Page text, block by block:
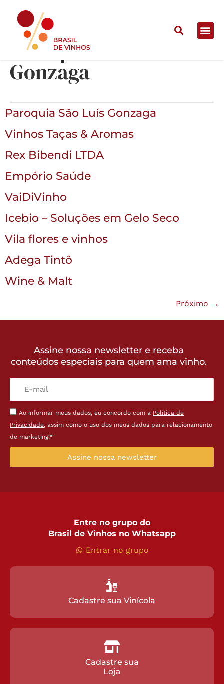
Paroquia São Luís
Gonzaga
Paroquia São Luís Gonzaga
Vinhos Taças & Aromas
Rex Bibendi LTDA
Empório Saúde
VaiDiVinho
Icebio – Soluções em Gelo Seco
Vila flores e vinhos
Adega Tintô
Wine & Malt
Próximo →
Assine nossa newsletter e receba
conteúdos especiais para quem ama vinho.
Ao informar meus dados, eu concordo com a Política de
Privacidade, assim como o uso dos meus dados para relacionamento
de marketing.*
Assine nossa newsletter
Entre no grupo do
Brasil de Vinhos no Whatsapp
Entrar no grupo
Cadastre sua Vinícola
Cadastre sua
Loja